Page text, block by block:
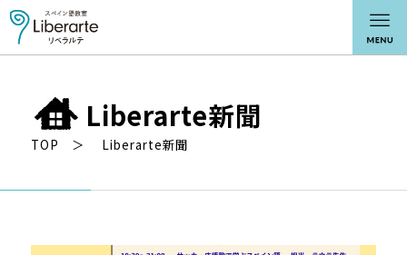
Liberarte新聞
TOP Liberarte新聞